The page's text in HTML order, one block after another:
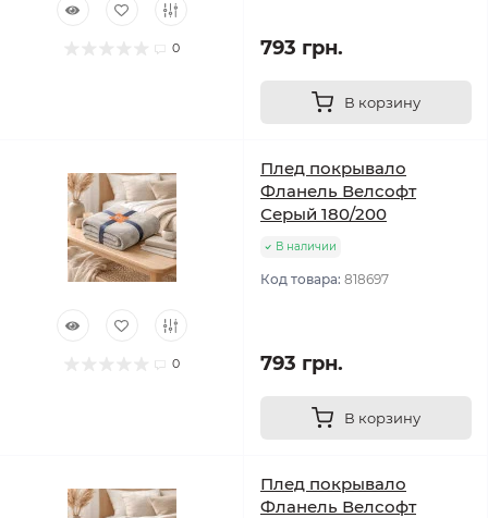
0 793 грн.
В корзину
0
Плед покрывало
Фланель Велсофт
Серый 180/200
В наличии
Код товара: 818697
793 грн.
В корзину
Плед покрывало
Фланель Велсофт